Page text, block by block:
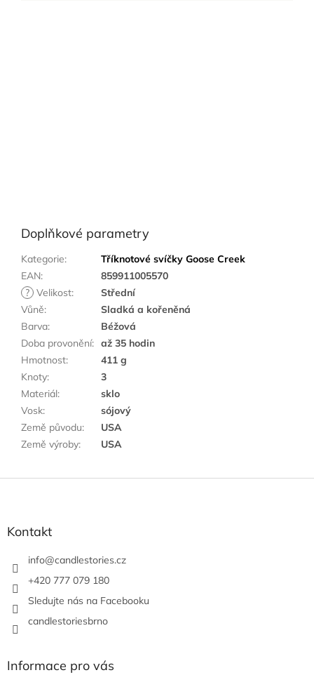
Doplňkové parametry
Kategorie:
Tříknotové svíčky Goose Creek
EAN:
859911005570
? Velikost:
Střední
Vůně:
Sladká a kořeněná
Barva:
Béžová
Doba provonění: až 35 hodin
Hmotnost:
411 g
Knoty:
3
Materiál:
sklo
Vosk:
sójový
Země původu:
USA
Země výroby: USA
Kontakt
info@candlestories.cz
+420 777 079 180
Sledujte nás na Facebooku
candlestoriesbrno
Informace pro vás